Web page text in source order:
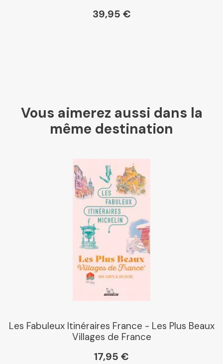
39,95 €
Vous aimerez aussi dans la
même destination
Les Fabuleux Itinéraires France - Les Plus Beaux
Villages de France
17,95 €